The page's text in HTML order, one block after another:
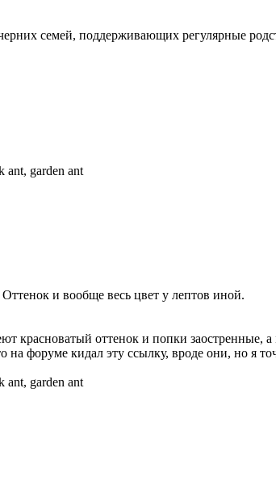
семей, поддерживающих регулярные
ant, garden ant
и вообще весь цвет у лептов иной.
красноватый оттенок и попки заостренные, а
на форуме кидал эту ссылку, вроде они, но я
ant, garden ant